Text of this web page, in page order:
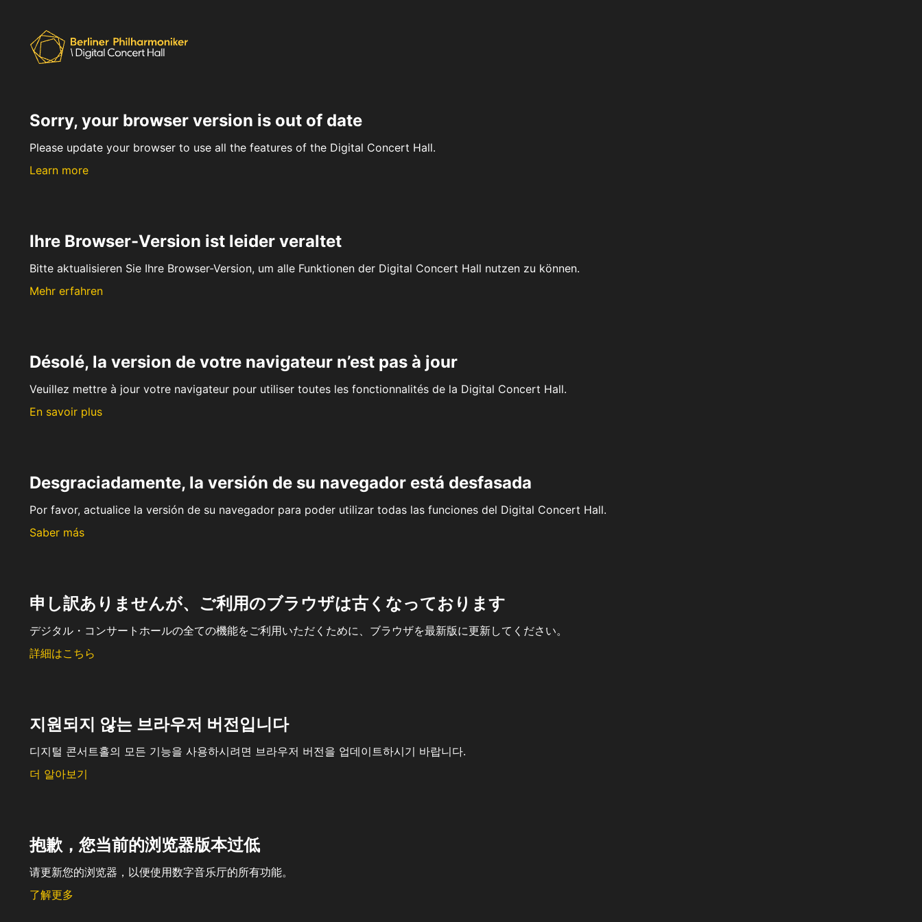
Sorry, your browser version is out of date
Please update your browser to use all the features of the Digital Concert Hall.
Learn more
Ihre Browser-Version ist leider veraltet
Bitte aktualisieren Sie Ihre Browser-Version, um alle Funktionen der Digital Concert Hall nutzen zu können.
Mehr erfahren
Désolé, la version de votre navigateur n’est pas à jour
Veuillez mettre à jour votre navigateur pour utiliser toutes les fonctionnalités de la Digital Concert Hall.
En savoir plus
Desgraciadamente, la versión de su navegador está desfasada
Por favor, actualice la versión de su navegador para poder utilizar todas las funciones del Digital Concert Hall.
Saber más
申し訳ありませんが、ご利用のブラウザは古くなっております
デジタル・コンサートホールの全ての機能をご利用いただくために、ブラウザを最新版に更新してください。
詳細はこちら
지원되지 않는 브라우저 버전입니다
디지털 콘서트홀의 모든 기능을 사용하시려면 브라우저 버전을 업데이트하시기 바랍니다.
더 알아보기
抱歉，您当前的浏览器版本过低
请更新您的浏览器，以便使用数字音乐厅的所有功能。
了解更多